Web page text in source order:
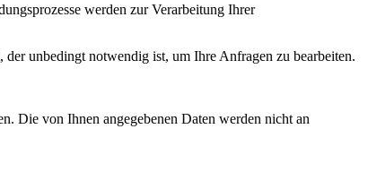
werden zur Verarbeitung Ihrer
unbedingt notwendig ist, um Ihre Anfragen zu bearbeiten.
Die von Ihnen angegebenen Daten werden nicht an